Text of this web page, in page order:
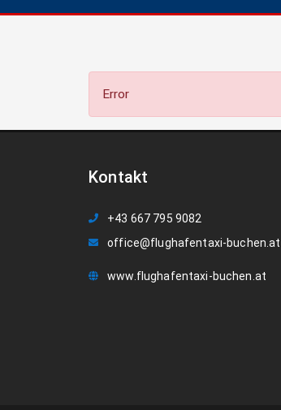
Error
Kontakt
+43 667 795 9082
office@flughafentaxi-buchen.at
www.flughafentaxi-buchen.at